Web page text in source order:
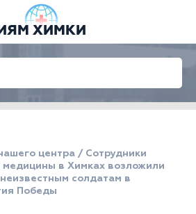
ИЯМ ХИМКИ
центра / Сотрудники
медицины в Химках возложили
солдатам в
Победы